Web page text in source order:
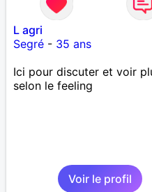
L agri
Segré- 35 ans
Ici pour discuter et voir
selon le feeling
Voir le profil